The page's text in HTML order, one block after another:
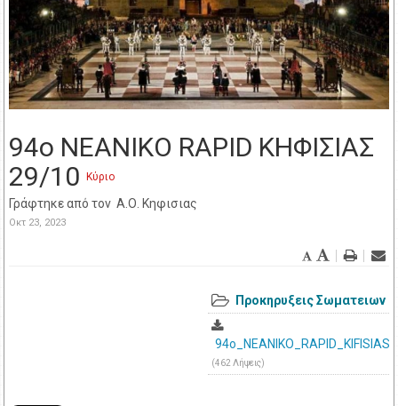
94ο ΝΕΑΝΙΚΟ RAPID ΚΗΦΙΣΙΑΣ
29/10 Κύριο
Γράφτηκε από τον Α.Ο. Κηφισιας
Οκτ 23, 2023
Προκηρυξεις Σωματειων
(462 Λήψεις)